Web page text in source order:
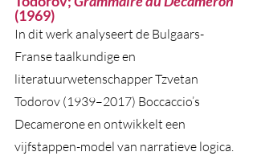
(1969)
In dit werk analyseert de Bulgaars-
Franse taalkundige en
literatuurwetenschapper Tzvetan
Todorov (1939–2017) Boccaccio’s
Decamerone en ontwikkelt een
vijfstappen-model van narratieve logica.